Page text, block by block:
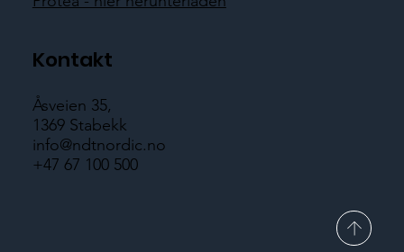
Kontakt
Åsveien 35,
1369 Stabekk
info@ndtnordic.no
+47 67 100 500